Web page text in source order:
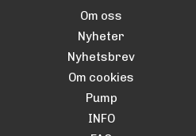
Om oss
Nyheter
Nyhetsbrev
Om cookies
Pump
INFO